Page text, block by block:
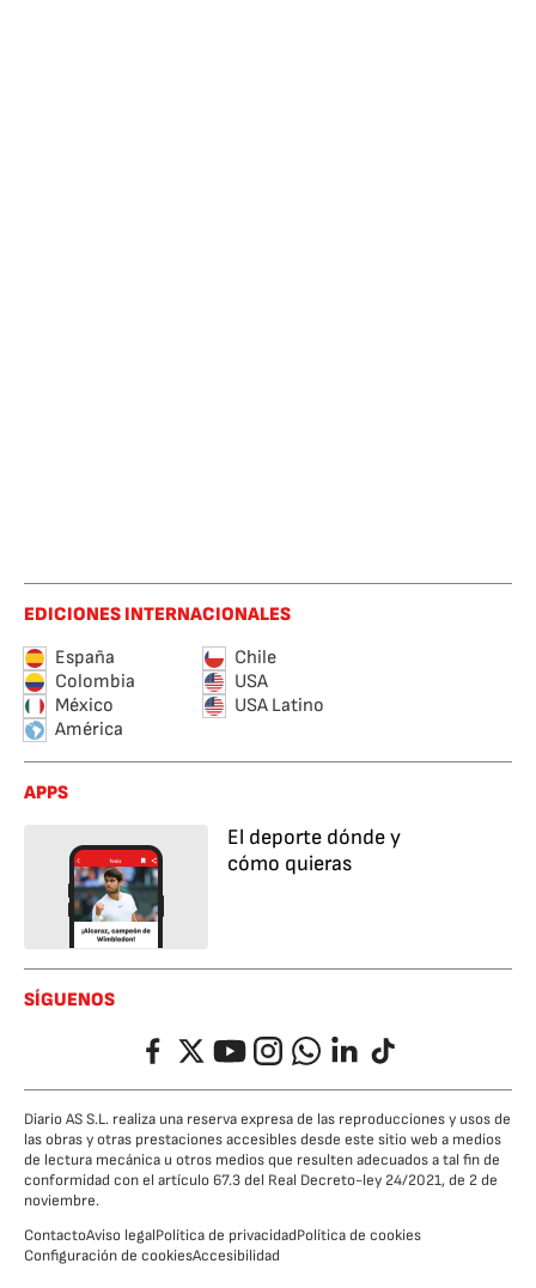
EDICIONES INTERNACIONALES
España
Chile
Colombia
USA
México
USA Latino
América
APPS
El deporte dónde y
cómo quieras
SÍGUENOS
FacebookTwitterYouTubeInstagramWhatsappLinkedIn
TikTok
Diario AS S.L. realiza una reserva expresa de las reproducciones y usos de
las obras y otras prestaciones accesibles desde este sitio web a medios
de lectura mecánica u otros medios que resulten adecuados a tal fin de
conformidad con el artículo 67.3 del Real Decreto-ley 24/2021, de 2 de
noviembre.
ContactoAviso legalPolítica de privacidadPolítica de cookies
Configuración de cookiesAccesibilidad